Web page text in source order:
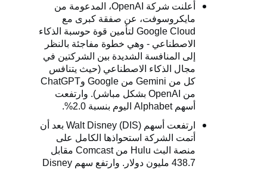
أعلنت شركة OpenAI، المدعومة من
مايكروسوفت، عن صفقة كبرى مع
Google Cloud لتأمين قوة حوسبة الذكاء
الاصطناعي - وهي خطوة مفاجئة بالنظر
إلى المنافسة الشديدة بين الشركتين في
مجال الذكاء الاصطناعي (حيث يتنافس
كل من Gemini من Google وChatGPT
من OpenAI بشكل مباشر). وارتفعت
أسهمAlphabet اليوم بنسبة 2.0%.
ارتفعت أسهم Walt Disney (DIS) بعد أن
أتمت الشركة استحواذها الكامل على
منصة البث Hulu منComcast مقابل
438.7 مليون دولار. وارتفع سهم
Disney